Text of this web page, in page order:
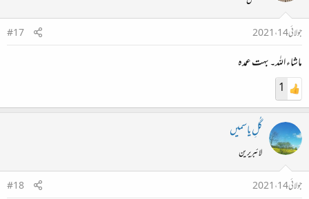
جولائی 14، 2021
#17
ماشاء اللہ۔ بہت عمدہ
1
گُلِ یاسمیں
لائبریرین
جولائی 14، 2021
#18